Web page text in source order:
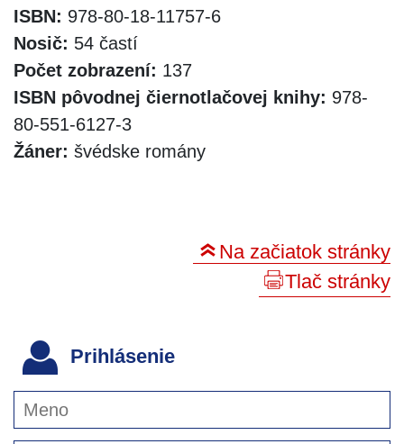
ISBN: 978-80-18-11757-6
Nosič: 54 častí
Počet zobrazení: 137
ISBN pôvodnej čiernotlačovej knihy: 978-
80-551-6127-3
Žáner: švédske romány
Na začiatok stránky
Tlač stránky
Prihlásenie